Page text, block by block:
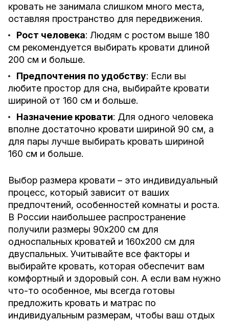
кровать не занимала слишком много места,
оставляя пространство для передвижения.
Рост человека: Людям с ростом выше 180
см рекомендуется выбирать кровати длиной
200 см и больше.
Предпочтения по удобству: Если вы
любите простор для сна, выбирайте кровати
шириной от 160 см и больше.
Назначение кровати: Для одного человека
вполне достаточно кровати шириной 90 см, а
для пары лучше выбирать кровать шириной
160 см и больше.
Выбор размера кровати – это индивидуальный
процесс, который зависит от ваших
предпочтений, особенностей комнаты и роста.
В России наибольшее распространение
получили размеры 90x200 см для
односпальных кроватей и 160x200 см для
двуспальных. Учитывайте все факторы и
выбирайте кровать, которая обеспечит вам
комфортный и здоровый сон. А если вам нужно
что-то особенное, мы всегда готовы
предложить кровать и матрас по
индивидуальным размерам, чтобы ваш отдых